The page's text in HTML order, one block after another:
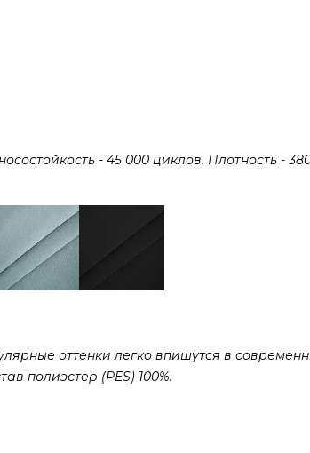
- 45 000 циклов. Плотность -
оттенки легко впишутся в
полиэстер (PES) 100%.